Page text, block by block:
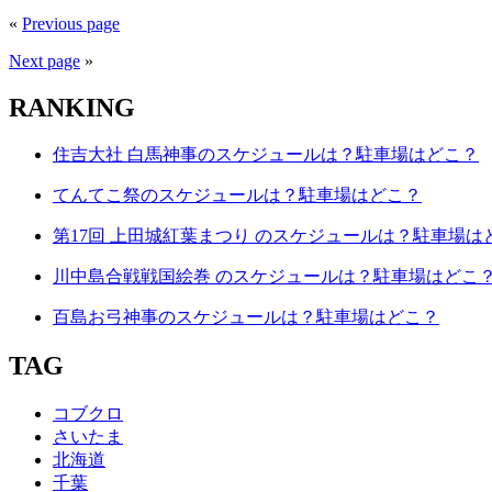
« Previous page
Next page »
RANKING
住吉大社 白馬神事のスケジュールは？駐車場はどこ？
てんてこ祭のスケジュールは？駐車場はどこ？
第17回 上田城紅葉まつり のスケジュールは？駐車場は
川中島合戦戦国絵巻 のスケジュールは？駐車場はどこ？
百島お弓神事のスケジュールは？駐車場はどこ？
TAG
コブクロ
さいたま
北海道
千葉